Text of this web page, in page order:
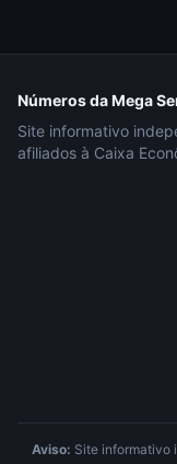
Números da Mega
Site informativo
afiliados à Caixa
Aviso: Site informativo